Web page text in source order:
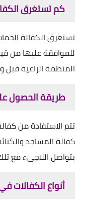
كم تستغرق
تستغرق الكفالة
المنظمة الراعية
طريقة الحصول
تتم اﻻستفادة من
كفالة المساجد
يتواصل اللاجىء مع
أنواع الكفالات